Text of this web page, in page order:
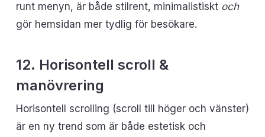
runt menyn, är både stilrent, minimalistiskt och
gör hemsidan mer tydlig för besökare.
12. Horisontell scroll &
manövrering
Horisontell scrolling (scroll till höger och vänster)
är en ny trend som är både estetisk och